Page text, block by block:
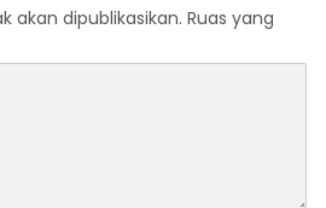
akan dipublikasikan. Ruas yang